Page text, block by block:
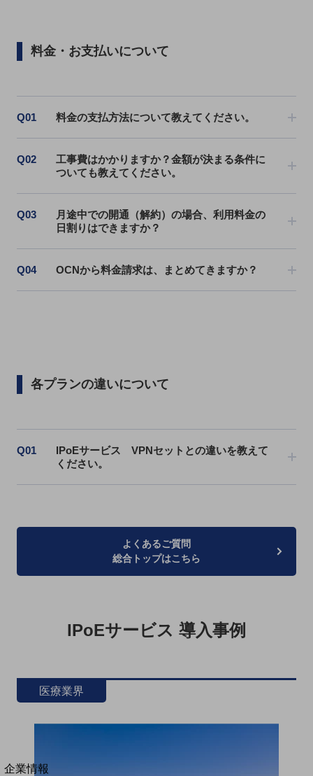
解決するヒントをお届けする記事サイト
新着記事
サービス・ソリューション
中堅中小企業のビジネスをサポート！
お悩みから見つける
ネットワーク
バックオフィス
リモート・ハイブリッドワーク
業界から見つけるTOP
運輸業
その他の業界はこちら
NTTドコモビジネス
相談・申し込みができるバーチャルショップ
法人向けモバイルトップ
新規会員登録/ログインはこちら
100回線以上のお問い合わせ・お見積りはこちら
別ウィンドウで開きます
企業情報
料金・お支払いについて
Q01 料金の支払方法について教えてください。
Q02
工事費はかかりますか？金額が決まる条件に
ついても教えてください。
Q03
月途中での開通（解約）の場合、利用料金の
日割りはできますか？
Q04 OCNから料金請求は、まとめてきますか？
各プランの違いについて
Q01
IPoEサービス VPNセットとの違いを教えて
ください。
よくあるご質問
総合トップはこちら
IPoEサービス 導入事例
医療業界